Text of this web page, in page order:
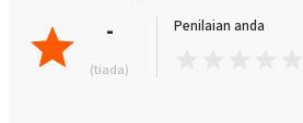
-
(tiada)
Penilaian anda